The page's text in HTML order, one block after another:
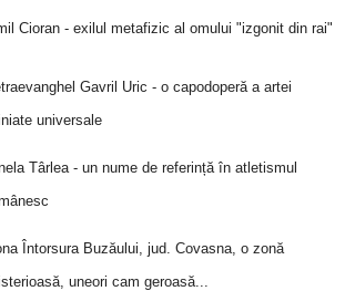
Cioran - exilul metafizic al omului "izgonit din rai"
Gavril Uric - o capodoperă a artei
universale
Târlea - un nume de referință în atletismul
Întorsura Buzăului, jud. Covasna, o zonă
uneori cam geroasă...